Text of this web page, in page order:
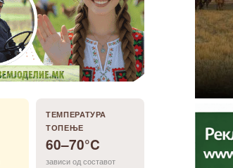
ТЕМПЕРАТУРА
ТОПЕЊЕ
60–70°C
зависи од составот